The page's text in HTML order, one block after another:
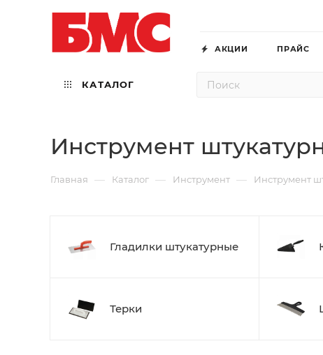
АКЦИИ ПРАЙС
КАТАЛОГ
Инструмент
Главная — Каталог — Инструмент — Инструмент
Гладилки штукатурные
Терки